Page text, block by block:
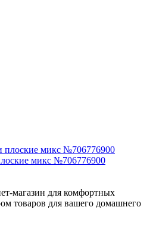
микс №706776900
магазин для комфортных
товаров для вашего домашнего